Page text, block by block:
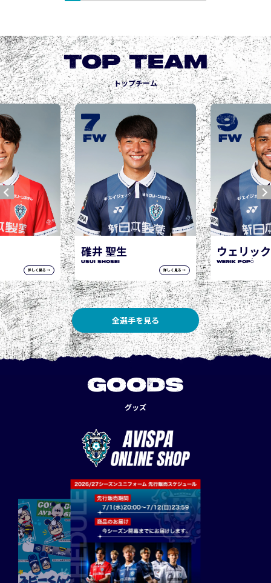
TOP TEAM
トップチーム
詳しく見る →
ウェリック ポポ
WERIK POPÓ
詳しく見る →
9
FW
城後 寿
JOGO Hisashi
10
FW
全選手を見る
GOODS
グッズ